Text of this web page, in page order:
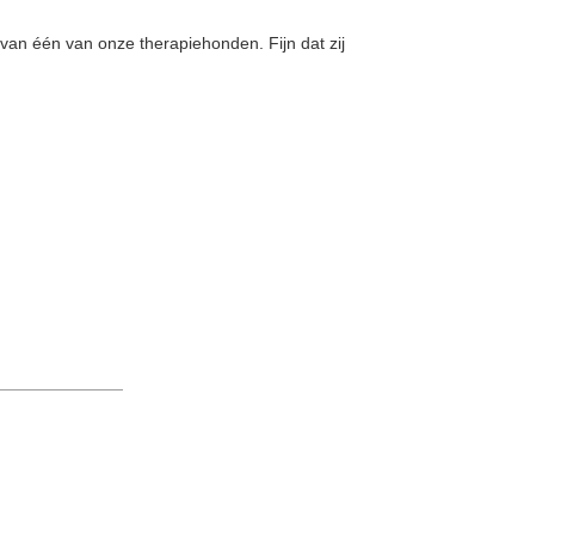
één van onze therapiehonden. Fijn dat zij